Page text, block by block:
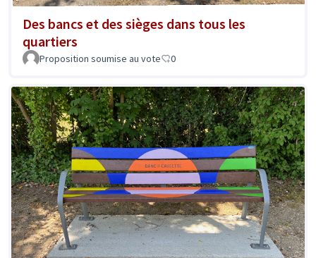
Des bancs et des sièges dans tous les
quartiers
Proposition soumise au vote 0